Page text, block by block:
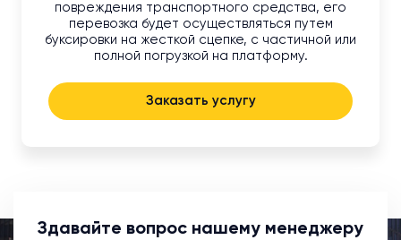
повреждения транспортного средства, его
перевозка будет осуществляться путем
буксировки на жесткой сцепке, с частичной или
полной погрузкой на платформу.
Заказать услугу
Здавайте вопрос нашему менеджеру